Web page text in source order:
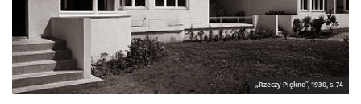
„Rzeczy Piękne”, 1930, s. 74